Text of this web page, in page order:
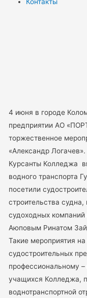
4 июня в городе
предприятии АО
торжественное
«Александр Логачев».
Курсанты Колледжа
водного транспорта
посетили
строительства
судоходных
Аюповым Ринатом
Такие мероприятия
судостроительных
профессиональному
учащихся Колледжа,
воднотранспортной